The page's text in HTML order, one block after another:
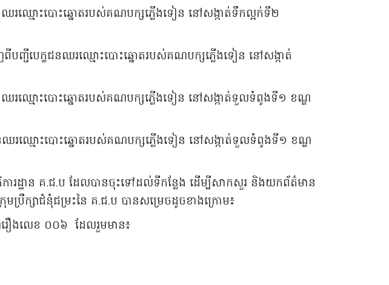
ឈ្មោះបោះឆ្នោតរបស់គណបក្សភ្លើងទៀន នៅសង្កាត់ទឹកល្អក់ទី២
បេក្ខជនឈរឈ្មោះបោះឆ្នោតរបស់គណបក្សភ្លើងទៀន នៅសង្កាត់
ឈ្មោះបោះឆ្នោតរបស់គណបក្សភ្លើងទៀន នៅសង្កាត់ទួលទំពូងទី១ ខណ្ឌ
ឈ្មោះបោះឆ្នោតរបស់គណបក្សភ្លើងទៀន នៅសង្កាត់ទួលទំពូងទី១ ខណ្ឌ
ធិការដ្ឋាន គ.ជ.ប ដែលបានចុះទៅដល់ទីកន្លែង ដើម្បីសាកសួរ និងយកព័ត៌មាន
ប្រឹក្សាជំនុំជម្រះនៃ គ.ជ.ប បានសម្រេចដូចខាងក្រោម៖
ឿងលេខ ០០៦ ដែលរួមមាន៖